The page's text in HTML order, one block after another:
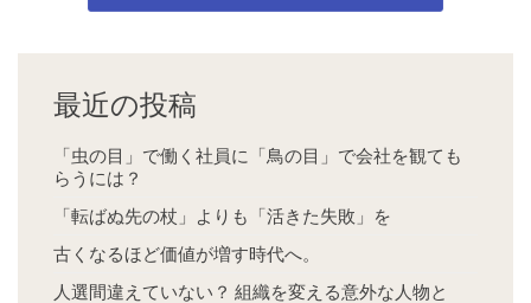
最近の投稿
「虫の目」で働く社員に「鳥の目」で会社を観ても
らうには？
「転ばぬ先の杖」よりも「活きた失敗」を
古くなるほど価値が増す時代へ。
人選間違えていない？ 組織を変える意外な人物と